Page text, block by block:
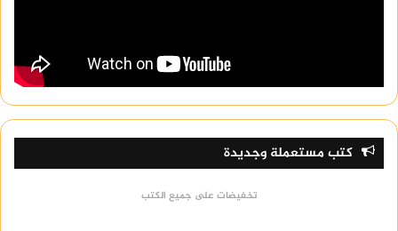
كتب مستعملة وجديدة
تخفيضات على جميع الكتب